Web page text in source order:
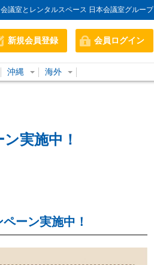
議室とレンタルスペース 日本会議室グループ
新規会員登録 会員ログイン
沖縄 海外
実施中！
ーン実施中！